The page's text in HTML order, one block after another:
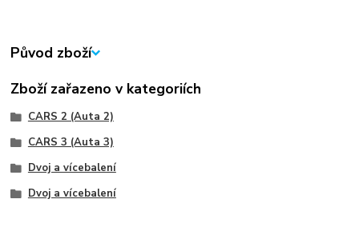
Původ zboží
Zboží zařazeno v kategoriích
CARS 2 (Auta 2)
CARS 3 (Auta 3)
Dvoj a vícebalení
Dvoj a vícebalení